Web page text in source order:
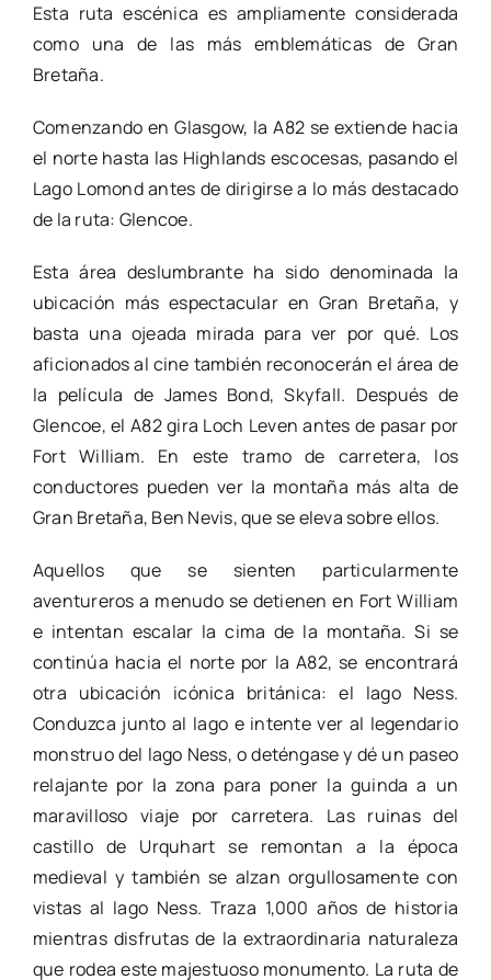
Esta ruta escénica es ampliamente considerada
como una de las más emblemáticas de Gran
Bretaña.
Comenzando en Glasgow, la A82 se extiende hacia
el norte hasta las Highlands escocesas, pasando el
Lago Lomond antes de dirigirse a lo más destacado
de la ruta: Glencoe.
Esta área deslumbrante ha sido denominada la
ubicación más espectacular en Gran Bretaña, y
basta una ojeada mirada para ver por qué. Los
aficionados al cine también reconocerán el área de
la película de James Bond, Skyfall. Después de
Glencoe, el A82 gira Loch Leven antes de pasar por
Fort William. En este tramo de carretera, los
conductores pueden ver la montaña más alta de
Gran Bretaña, Ben Nevis, que se eleva sobre ellos.
Aquellos que se sienten particularmente
aventureros a menudo se detienen en Fort William
e intentan escalar la cima de la montaña. Si se
continúa hacia el norte por la A82, se encontrará
otra ubicación icónica británica: el lago Ness.
Conduzca junto al lago e intente ver al legendario
monstruo del lago Ness, o deténgase y dé un paseo
relajante por la zona para poner la guinda a un
maravilloso viaje por carretera. Las ruinas del
castillo de Urquhart se remontan a la época
medieval y también se alzan orgullosamente con
vistas al lago Ness. Traza 1,000 años de historia
mientras disfrutas de la extraordinaria naturaleza
que rodea este majestuoso monumento. La ruta de